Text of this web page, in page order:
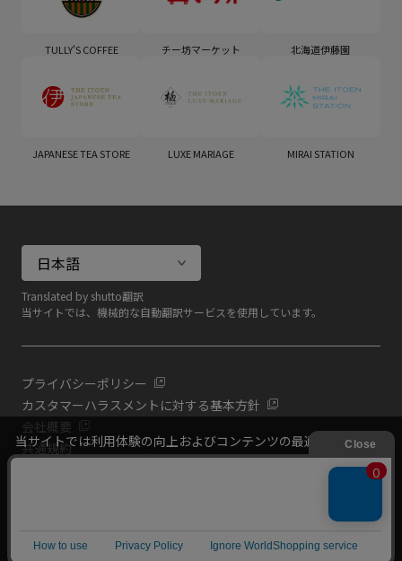
Translated by shutto翻訳
当サイトでは、機械的な自動翻訳サービスを使用しています。
TULLY'S COFFEE チー坊マーケット 北海道伊藤園
JAPANESE TEA STORE LUXE MARIAGE MIRAI STATION
プライバシーポリシー
カスタマーハラスメントに対する基本方針
会社概要
共通規約
Copyright (C) All Rights Reserved. ITOEN, LTD.
当サイトでは利用体験の向上およびコンテンツの最適な提供、ト
ラフィックの分析を目的としてCookieを使用しています。
サイトの閲覧を継続された場合、Cookieの利用に同意したものと
をご確認ください。
閉じる